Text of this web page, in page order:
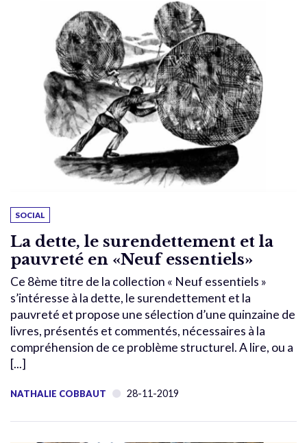
SOCIAL
La dette, le surendettement et la
pauvreté en «Neuf essentiels»
Ce 8ème titre de la collection « Neuf essentiels »
s’intéresse à la dette, le surendettement et la
pauvreté et propose une sélection d’une quinzaine de
livres, présentés et commentés, nécessaires à la
compréhension de ce problème structurel. A lire, ou a
[...]
NATHALIE COBBAUT 28-11-2019